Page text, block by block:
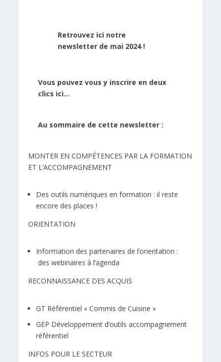
Retrouvez ici notre
newsletter de mai 2024 !
Vous pouvez vous y inscrire en deux
clics ici…
Au sommaire de cette newsletter :
MONTER EN COMPÉTENCES PAR LA FORMATION
ET L’ACCOMPAGNEMENT
Des outils numériques en formation : il reste
encore des places !
ORIENTATION
Information des partenaires de l’orientation :
des webinaires à l’agenda
RECONNAISSANCE DES ACQUIS
GT Référentiel « Commis de Cuisine »
GEP Développement d’outils accompagnement
référentiel
INFOS POUR LE SECTEUR